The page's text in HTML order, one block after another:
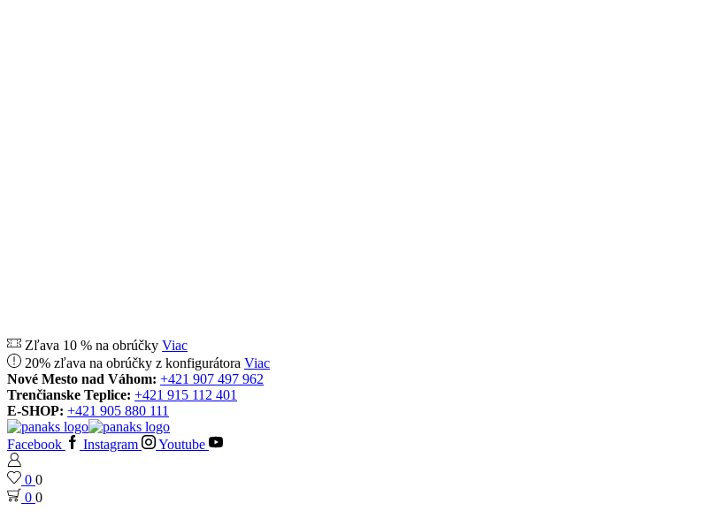
Zľava 10 % na obrúčky Viac
20% zľava na obrúčky z konfigurátora Viac
Nové Mesto nad Váhom: +421 907 497 962
Trenčianske Teplice: +421 915 112 401
E-SHOP: +421 905 880 111
Facebook Instagram Youtube
0 0
0 0